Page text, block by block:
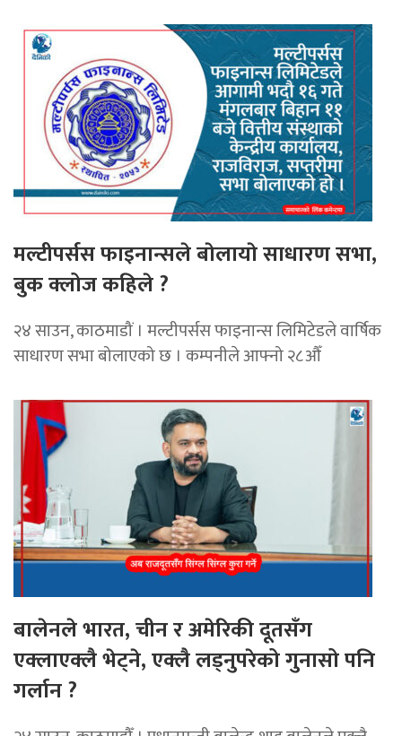
मल्टीपर्सस फाइनान्सले बाेलायाे साधारण सभा,
बुक क्लोज कहिले ?
२४ साउन, काठमाडौं । मल्टीपर्सस फाइनान्स लिमिटेडले वार्षिक
साधारण सभा बोलाएको छ । कम्पनीले आफ्नो २८औँ
बालेनले भारत, चीन र अमेरिकी दूतसँग
एक्लाएक्लै भेट्ने, एक्लै लड्नुपरेको गुनासो पनि
गर्लान ?